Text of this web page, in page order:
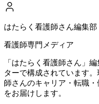
はたらく看護師さん編集部
看護師専門メディア
「はたらく看護師さん」
ターで構成されています
師さんのキャリア・転職
をお届けします。